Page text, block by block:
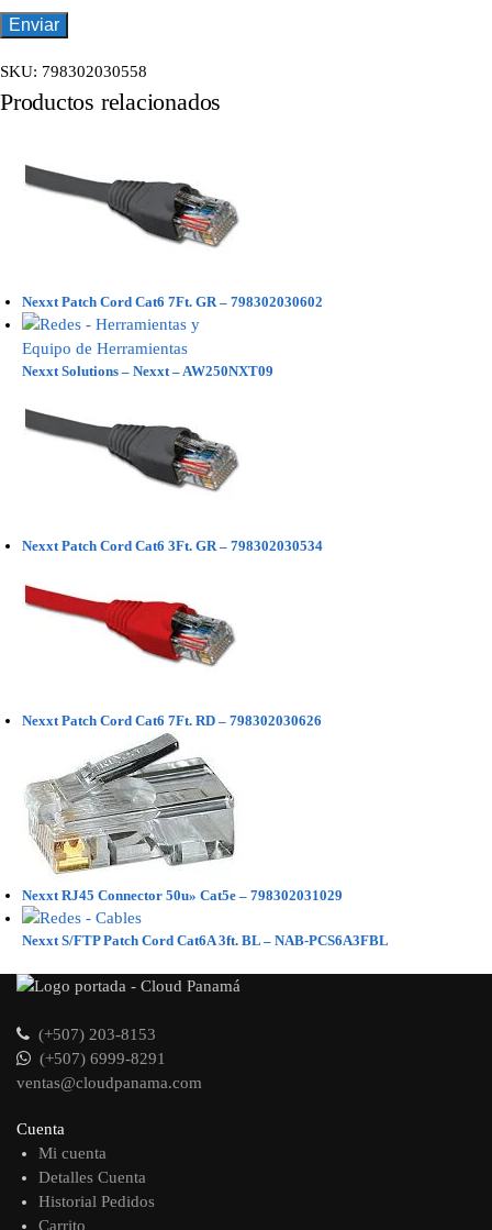
SKU: 798302030558
Productos relacionados
Nexxt Patch Cord Cat6 7Ft. GR – 798302030602
Nexxt Solutions – Nexxt – AW250NXT09
Nexxt Patch Cord Cat6 3Ft. GR – 798302030534
Nexxt Patch Cord Cat6 7Ft. RD – 798302030626
Nexxt RJ45 Connector 50u» Cat5e – 798302031029
Nexxt S/FTP Patch Cord Cat6A 3ft. BL – NAB-PCS6A3FBL
(+507) 203-8153
(+507) 6999-8291
ventas@cloudpanama.com
Cuenta
Mi cuenta
Detalles Cuenta
Historial Pedidos
Carrito